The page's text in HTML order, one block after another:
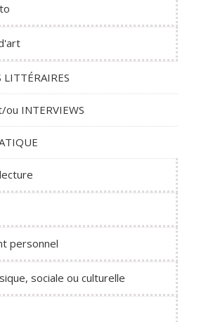
LITTÉRAIRES
ou INTERVIEWS
personnel
sociale ou culturelle